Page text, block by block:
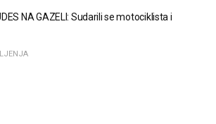
NA GAZELI: Sudarili se motociklista i